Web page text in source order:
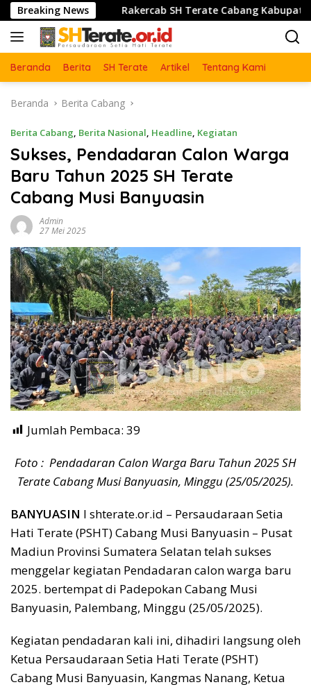
Langsung
ke
konten
Breaking NewsRakercab SH Terate Cabang Kabupatrn Karawang
Beranda Berita SH Terate Artikel Tentang Kami
Beranda Berita Cabang
Berita Cabang, Berita Nasional, Headline, Kegiatan
Sukses, Pendadaran Calon Warga
Baru Tahun 2025 SH Terate
Cabang Musi Banyuasin
Admin
27 Mei 2025
Jumlah Pembaca: 39
Foto : Pendadaran Calon Warga Baru Tahun 2025 SH
Terate Cabang Musi Banyuasin, Minggu (25/05/2025).
BANYUASIN I shterate.or.id – Persaudaraan Setia
Hati Terate (PSHT) Cabang Musi Banyuasin – Pusat
Madiun Provinsi Sumatera Selatan telah sukses
menggelar kegiatan Pendadaran calon warga baru
2025. bertempat di Padepokan Cabang Musi
Banyuasin, Palembang, Minggu (25/05/2025).
Kegiatan pendadaran kali ini, dihadiri langsung oleh
Ketua Persaudaraan Setia Hati Terate (PSHT)
Cabang Musi Banyuasin, Kangmas Nanang, Ketua